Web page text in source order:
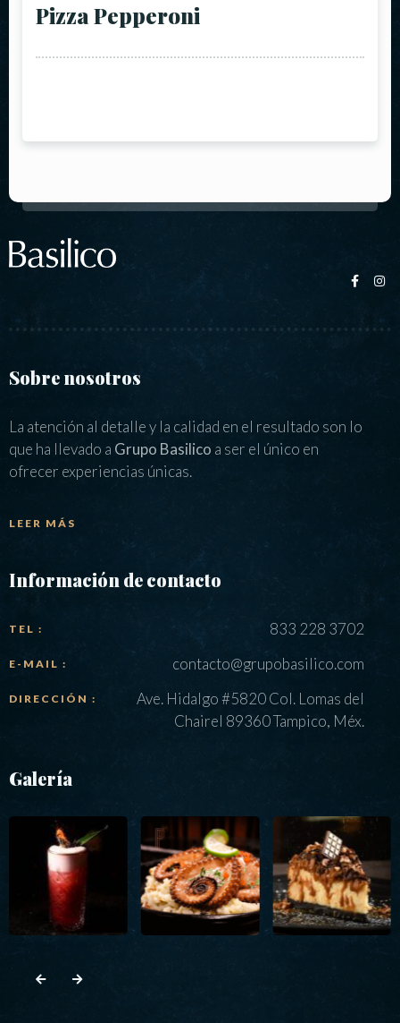
Pizza Pepperoni
Sobre nosotros
La atención al detalle y la calidad en el resultado son lo
que ha llevado a Grupo Basilico a ser el único en
ofrecer experiencias únicas.
LEER MÁS
Información de contacto
TEL : 833 228 3702
E-MAIL : contacto@grupobasilico.com
DIRECCIÓN :
Ave. Hidalgo #5820 Col. Lomas del
Chairel 89360 Tampico, Méx.
Galería